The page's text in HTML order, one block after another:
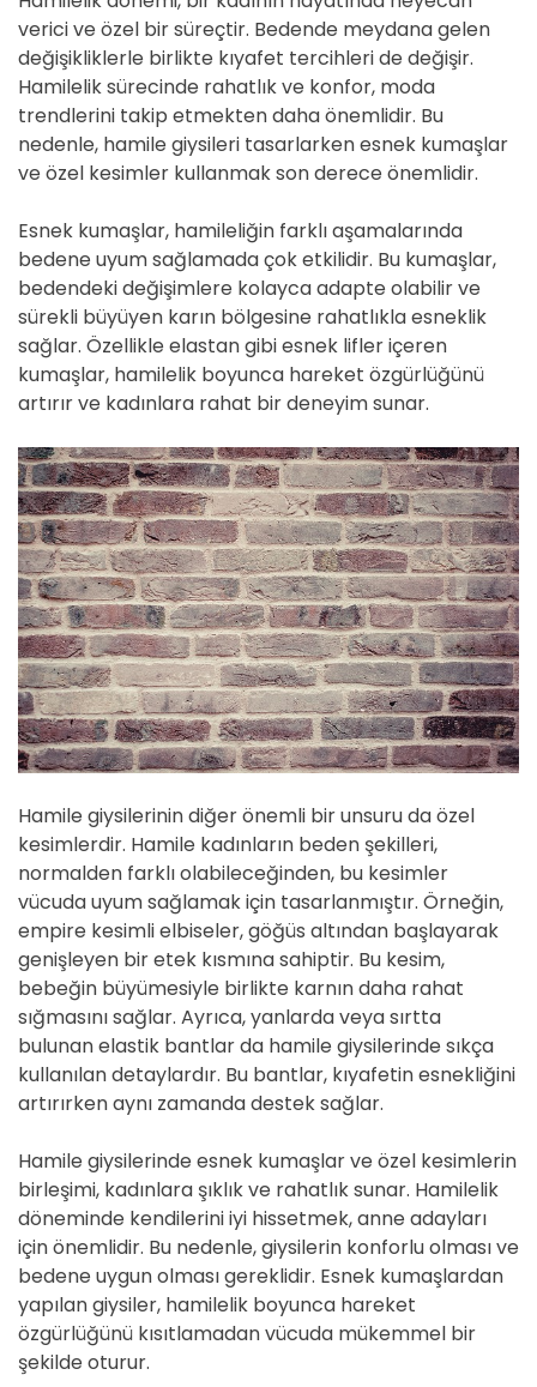
verici ve özel bir süreçtir. Bedende meydana gelen
değişikliklerle birlikte kıyafet tercihleri de değişir.
Hamilelik sürecinde rahatlık ve konfor, moda
trendlerini takip etmekten daha önemlidir. Bu
nedenle, hamile giysileri tasarlarken esnek kumaşlar
ve özel kesimler kullanmak son derece önemlidir.
Esnek kumaşlar, hamileliğin farklı aşamalarında
bedene uyum sağlamada çok etkilidir. Bu kumaşlar,
bedendeki değişimlere kolayca adapte olabilir ve
sürekli büyüyen karın bölgesine rahatlıkla esneklik
sağlar. Özellikle elastan gibi esnek lifler içeren
kumaşlar, hamilelik boyunca hareket özgürlüğünü
artırır ve kadınlara rahat bir deneyim sunar.
Hamile giysilerinin diğer önemli bir unsuru da özel
kesimlerdir. Hamile kadınların beden şekilleri,
normalden farklı olabileceğinden, bu kesimler
vücuda uyum sağlamak için tasarlanmıştır. Örneğin,
empire kesimli elbiseler, göğüs altından başlayarak
genişleyen bir etek kısmına sahiptir. Bu kesim,
bebeğin büyümesiyle birlikte karnın daha rahat
sığmasını sağlar. Ayrıca, yanlarda veya sırtta
bulunan elastik bantlar da hamile giysilerinde sıkça
kullanılan detaylardır. Bu bantlar, kıyafetin esnekliğini
artırırken aynı zamanda destek sağlar.
Hamile giysilerinde esnek kumaşlar ve özel kesimlerin
birleşimi, kadınlara şıklık ve rahatlık sunar. Hamilelik
döneminde kendilerini iyi hissetmek, anne adayları
için önemlidir. Bu nedenle, giysilerin konforlu olması ve
bedene uygun olması gereklidir. Esnek kumaşlardan
yapılan giysiler, hamilelik boyunca hareket
özgürlüğünü kısıtlamadan vücuda mükemmel bir
şekilde oturur.